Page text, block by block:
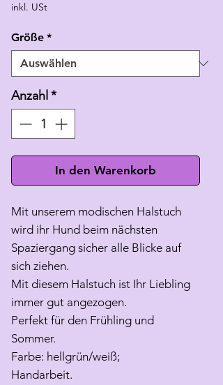
inkl. USt
Größe *
Anzahl *
In den Warenkorb
Mit unserem modischen Halstuch
wird ihr Hund beim nächsten
Spaziergang sicher alle Blicke auf
sich ziehen.
Mit diesem Halstuch ist Ihr Liebling
immer gut angezogen.
Perfekt für den Frühling und
Sommer.
Farbe: hellgrün/weiß;
Handarbeit.